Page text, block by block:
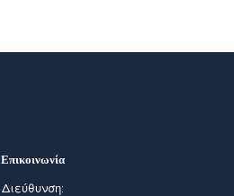
Επικοινωνία
Διεύθυνση: